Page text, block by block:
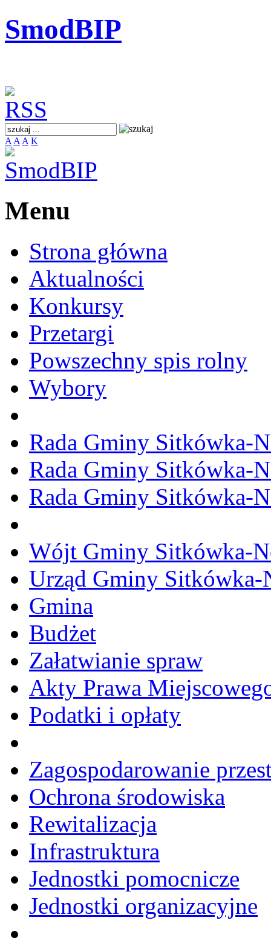
SmodBIP
A A A K
Menu
Strona główna
Aktualności
Konkursy
Przetargi
Powszechny spis rolny
Wybory
Rada Gminy Sitkówka-
Rada Gminy Sitkówka-
Rada Gminy Sitkówka-
Wójt Gminy Sitkówka-
Urząd Gminy
Gmina
Budżet
Załatwianie spraw
Akty Prawa
Podatki i opłaty
Zagospodarowanie
Ochrona środowiska
Rewitalizacja
Infrastruktura
Jednostki pomocnicze
Jednostki organizacyjne